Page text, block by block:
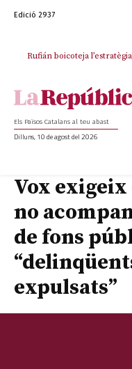
Edició 2937
Rufián boicoteja
Rufián dinamita la unitat
Els Països Catalans al teu abast
Dilluns, 10 de agost del 2026
Vox
no
de fons
expulsats”